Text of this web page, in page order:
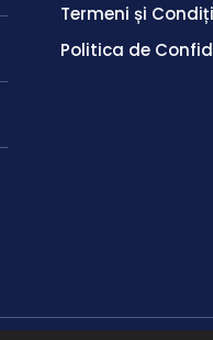
Termeni și
Politica de